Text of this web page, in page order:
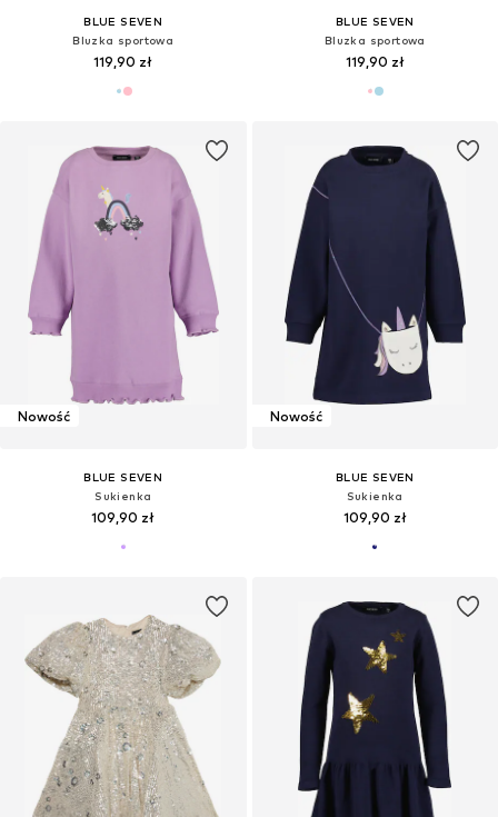
BLUE SEVEN
Bluzka sportowa
119,90 zł
BLUE SEVEN
Bluzka sportowa
119,90 zł
Nowość
BLUE SEVEN
Sukienka
109,90 zł
Nowość
BLUE SEVEN
Sukienka
109,90 zł